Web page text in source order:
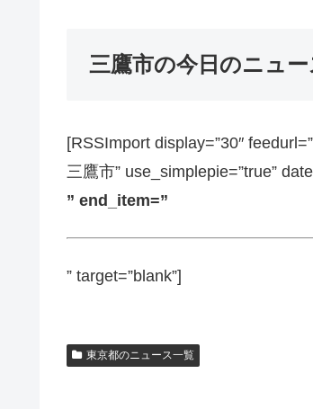
三鷹市の今日のニュ
[RSSImport display=”30″
三鷹市” use_simplepie=”true”
” end_item=”
” target=”blank”]
東京都のニュース一覧